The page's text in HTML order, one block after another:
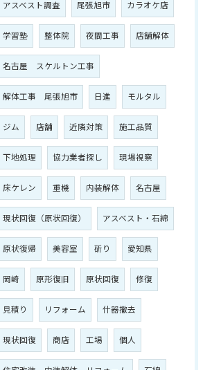
アスベスト調査 尾張旭市 カラオケ店
学習塾 整体院 夜間工事 店舗解体
名古屋 スケルトン工事
解体工事 尾張旭市 日進 モルタル
ジム 店舗 近隣対策 施工品質
下地処理 協力業者探し 現場視察
床ケレン 重機 内装解体 名古屋
現状回復（原状回復） アスベスト・石綿
原状復帰 美容室 斫り 愛知県
岡崎 原形復旧 原状回復 修復
見積り リフォーム 什器撤去
現状回復 商店 工場 個人